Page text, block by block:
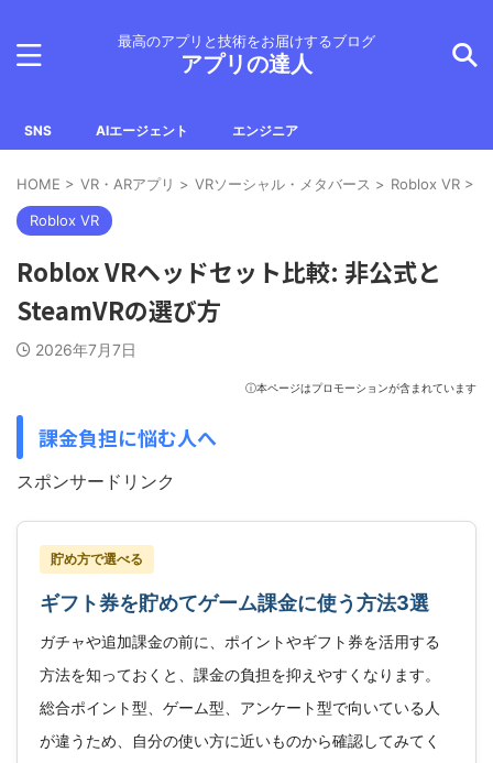
最高のアプリと技術をお届けするブログ
アプリの達人
SNS AIエージェント エンジニア
HOME > VR・ARアプリ > VRソーシャル・メタバース > Roblox VR >
Roblox VR
Roblox VRヘッドセット比較: 非公式と
SteamVRの選び方
2026年7月7日
ⓘ本ページはプロモーションが含まれています
課金負担に悩む人へ
スポンサードリンク
貯め方で選べる
ギフト券を貯めてゲーム課金に使う方法3選
ガチャや追加課金の前に、ポイントやギフト券を活用する
方法を知っておくと、課金の負担を抑えやすくなります。
総合ポイント型、ゲーム型、アンケート型で向いている人
が違うため、自分の使い方に近いものから確認してみてく